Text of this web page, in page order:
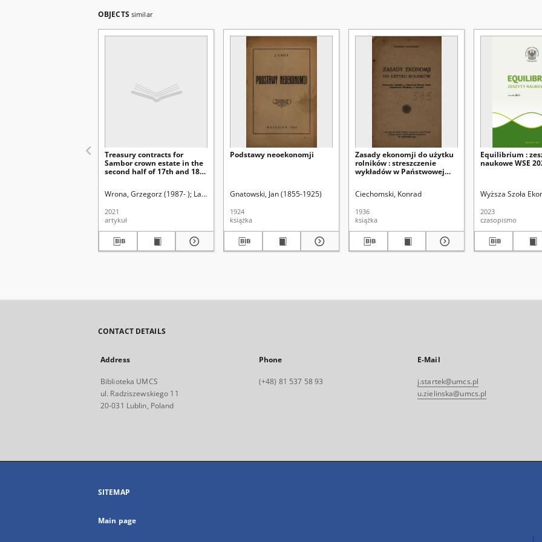
OBJECTS similar
Treasury contracts for
Sambor crown estate in the
second half of 17th and 18th
Wrona, Grzegorz (1987- ) Latawiec, Krzysztof. Red. Uniwersytet Marii Curie-Skłodowskiej (Lublin). Instytut Historii
2021
artykuł
Podstawy neoekonomji
Gnatowski, Jan (1855-1925)
1924
książka
Zasady ekonomji do użytku
rolników : streszczenie
wykładów w Państwowej
Cieszynie
Ciechomski, Konrad
1936
książka
Equilibrium :
naukowe WSE
Wyższa Szoła
2023
czasopismo
CONTACT DETAILS
Address
Biblioteka UMCS
ul. Radziszewskiego 11
20-031 Lublin, Poland
Phone
(+48) 81 537 58 93
E-Mail
j.startek@umcs.pl
u.zielinska@umcs.pl
SITEMAP
Main page